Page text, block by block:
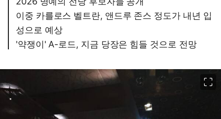
이중 카를로스 벨트란, 앤드루 존스 정도가 내년 입
성으로 예상
'약쟁이' A-로드, 지금 당장은 힘들 것으로 전망